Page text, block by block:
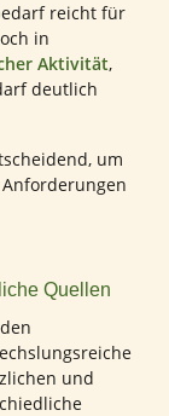
reicht für
in
Aktivität,
deutlich
um
Quellen
und